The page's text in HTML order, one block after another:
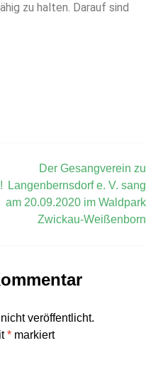
zu halten. Darauf sind
Der Gesangverein zu
Langenbernsdorf e. V. sang
am 20.09.2020 im Waldpark
Zwickau-Weißenborn
veröffentlicht.
* markiert